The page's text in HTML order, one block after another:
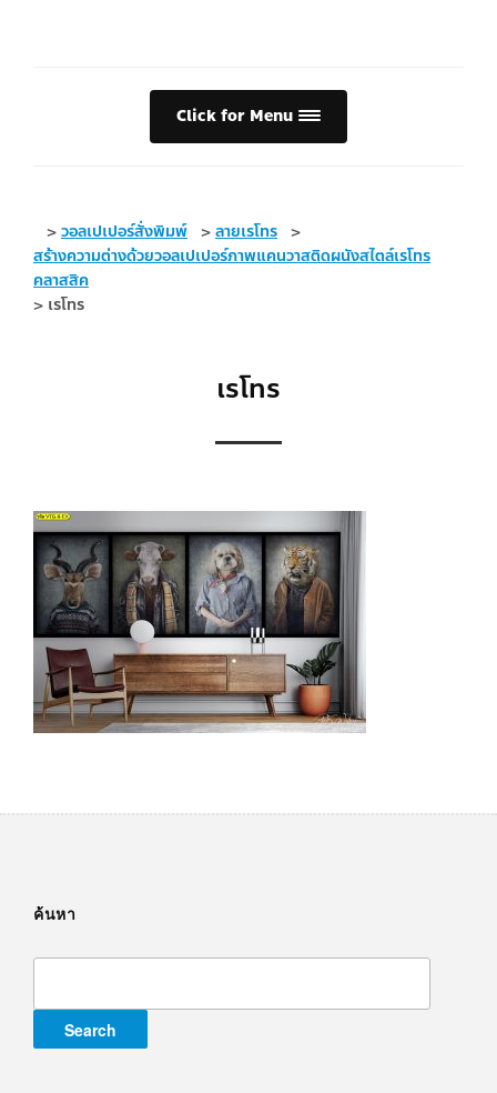
Click for Menu
>วอลเปเปอร์สั่งพิมพ์ >ลายเรโทร >
สร้างความต่างด้วยวอลเปเปอร์ภาพแคนวาสติดผนังสไตล์เรโทร
คลาสสิค
> เรโทร
เรโทร
ค้นหา